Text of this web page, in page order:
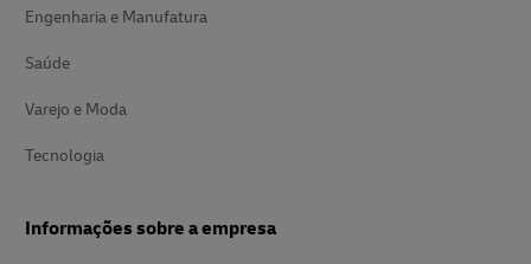
Engenharia e Manufatura
Saúde
Varejo e Moda
Tecnologia
Informações sobre a empresa